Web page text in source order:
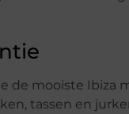
de mooiste Ibiza
tassen en